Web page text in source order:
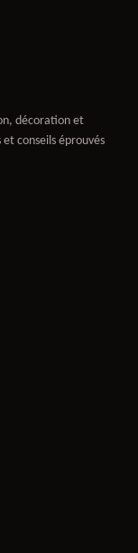
décoration et
conseils éprouvés